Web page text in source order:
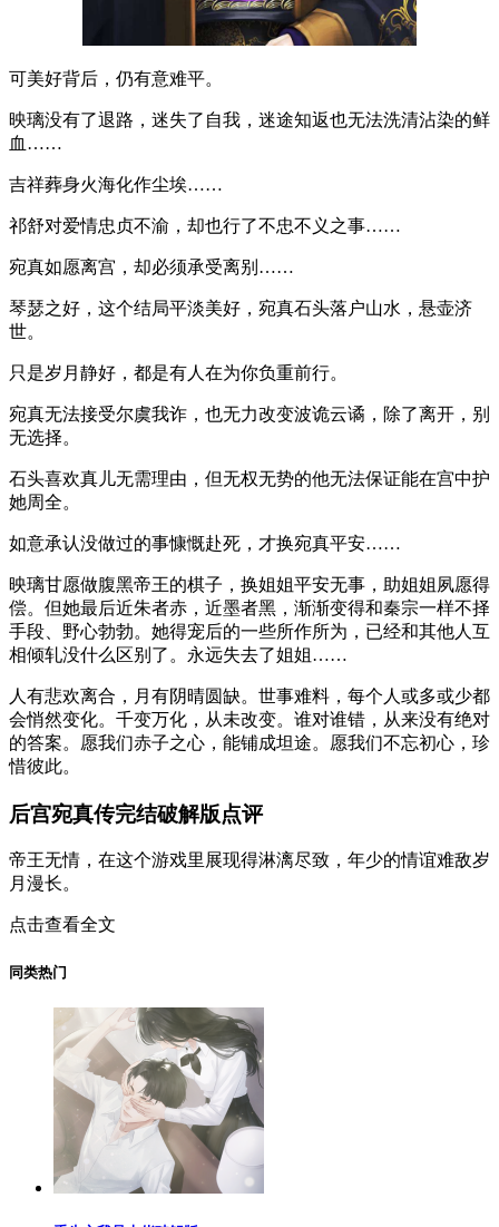
可美好背后，仍有意难平。
映璃没有了退路，迷失了自我，迷途知返也无法洗清沾染的鲜
血……
吉祥葬身火海化作尘埃……
祁舒对爱情忠贞不渝，却也行了不忠不义之事……
宛真如愿离宫，却必须承受离别……
琴瑟之好，这个结局平淡美好，宛真石头落户山水，悬壶济
世。
只是岁月静好，都是有人在为你负重前行。
宛真无法接受尔虞我诈，也无力改变波诡云谲，除了离开，别
无选择。
石头喜欢真儿无需理由，但无权无势的他无法保证能在宫中护
她周全。
如意承认没做过的事慷慨赴死，才换宛真平安……
映璃甘愿做腹黑帝王的棋子，换姐姐平安无事，助姐姐夙愿得
偿。但她最后近朱者赤，近墨者黑，渐渐变得和秦宗一样不择
手段、野心勃勃。她得宠后的一些所作所为，已经和其他人互
相倾轧没什么区别了。永远失去了姐姐……
人有悲欢离合，月有阴晴圆缺。世事难料，每个人或多或少都
会悄然变化。千变万化，从未改变。谁对谁错，从来没有绝对
的答案。愿我们赤子之心，能铺成坦途。愿我们不忘初心，珍
惜彼此。
后宫宛真传完结破解版点评
帝王无情，在这个游戏里展现得淋漓尽致，年少的情谊难敌岁
月漫长。
点击查看全文
同类热门